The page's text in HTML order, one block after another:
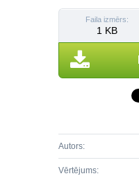
Faila izmērs:
1 KB
Autors:
Vērtējums: